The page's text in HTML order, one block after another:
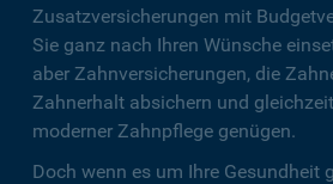
Zusatzversicherungen mit
Sie ganz nach Ihren Wünsche
aber Zahnversicherungen, die
Zahnerhalt absichern und
moderner Zahnpflege genügen.
Doch wenn es um Ihre Gesundheit